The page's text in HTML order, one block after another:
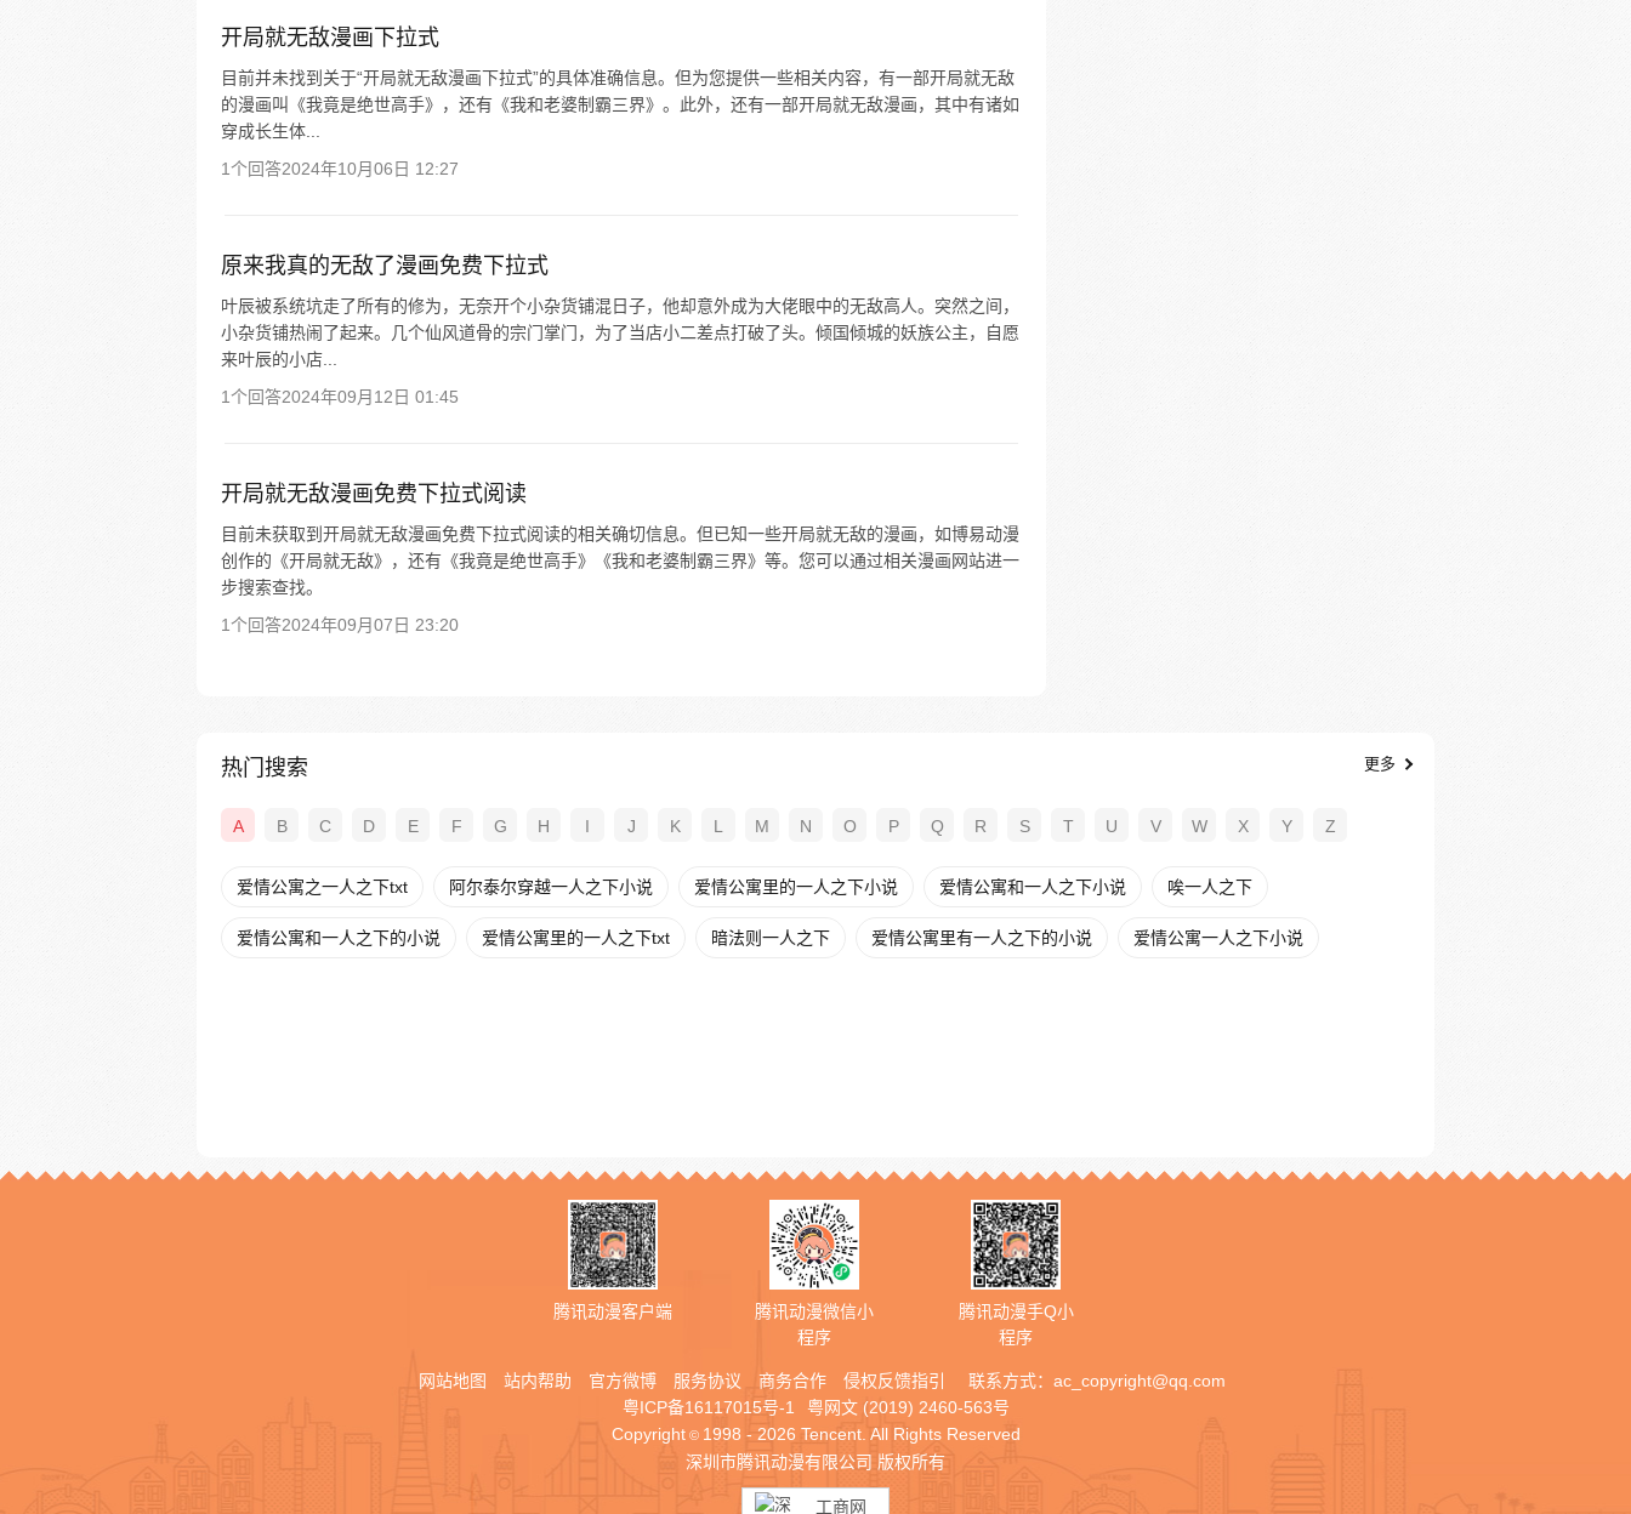
开局就无敌漫画下拉式
目前并未找到关于“开局就无敌漫画下拉式”的具体准确信息。但为您提供一些相关内容，有一部开局就无敌
的漫画叫《我竟是绝世高手》，还有《我和老婆制霸三界》。此外，还有一部开局就无敌漫画，其中有诸如
穿成长生体...
1个回答2024年10月06日 12:27
原来我真的无敌了漫画免费下拉式
叶辰被系统坑走了所有的修为，无奈开个小杂货铺混日子，他却意外成为大佬眼中的无敌高人。突然之间，
小杂货铺热闹了起来。几个仙风道骨的宗门掌门，为了当店小二差点打破了头。倾国倾城的妖族公主，自愿
来叶辰的小店...
1个回答2024年09月12日 01:45
开局就无敌漫画免费下拉式阅读
目前未获取到开局就无敌漫画免费下拉式阅读的相关确切信息。但已知一些开局就无敌的漫画，如博易动漫
创作的《开局就无敌》，还有《我竟是绝世高手》《我和老婆制霸三界》等。您可以通过相关漫画网站进一
步搜索查找。
1个回答2024年09月07日 23:20
热门搜索 更多
A B C D E F G H I J K L M N O P Q R S T U V W X Y Z
爱情公寓之一人之下txt 阿尔泰尔穿越一人之下小说 爱情公寓里的一人之下小说 爱情公寓和一人之下小说 唉一人之下
爱情公寓和一人之下的小说 爱情公寓里的一人之下txt 暗法则一人之下 爱情公寓里有一人之下的小说 爱情公寓一人之下小说
腾讯动漫客户端
腾讯动漫微信小
程序
腾讯动漫手Q小
程序
网站地图 站内帮助 官方微博 服务协议 商务合作 侵权反馈指引 联系方式： ac_copyright@qq.com
粤ICP备16117015号-1
粤网文 (2019) 2460-563号
Copyright © 1998 - 2026 Tencent. All Rights Reserved
深圳市腾讯动漫有限公司 版权所有
工商网